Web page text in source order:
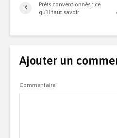
Prêts conventionnés : ce
qu’il faut savoir
Ajouter un
Commentaire